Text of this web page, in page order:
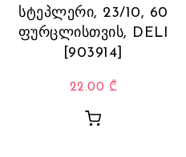
სტეპლერი, 23/10, 60
ფურცლისთვის, DELI
[903914]
22.00 ₾